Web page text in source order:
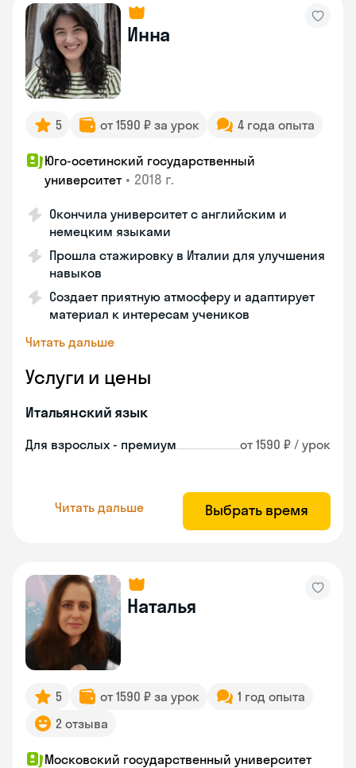
Инна
5 от 1590 ₽ за урок 4 года опыта
Юго-осетинский государственный
университет • 2018 г.
Окончила университет с английским и
немецким языками
Прошла стажировку в Италии для улучшения
навыков
Создает приятную атмосферу и адаптирует
материал к интересам учеников
Читать дальше
Услуги и цены
Итальянский язык
Для взрослых - премиум от 1590 ₽ / урок
Читать дальше Выбрать время
Наталья
5 от 1590 ₽ за урок
1 год опыта
2 отзыва
Московский государственный университет